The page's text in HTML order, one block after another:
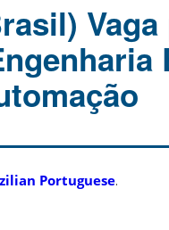
Portuguese.